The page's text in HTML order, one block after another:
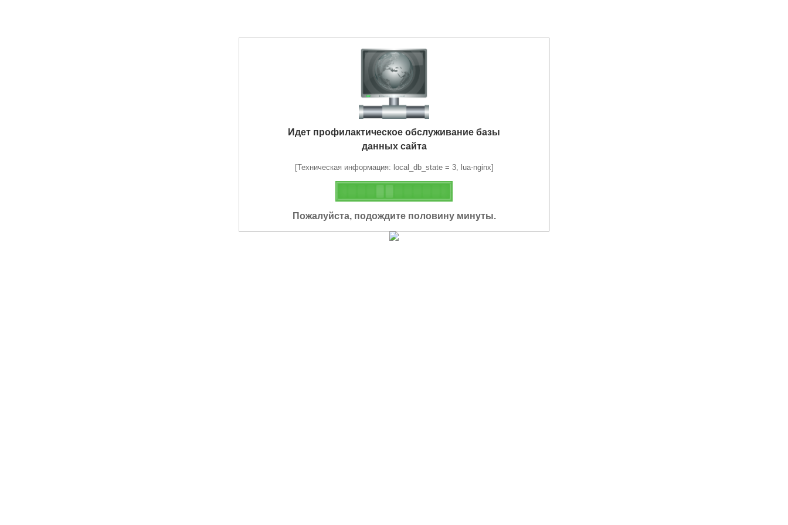
Идет профилактическое обслуживание базы
данных сайта
[Техническая информация: local_db_state = 3, lua-nginx]
Пожалуйста, подождите половину минуты.